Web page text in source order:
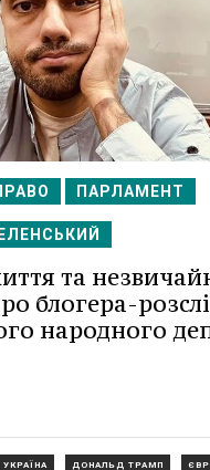
ПАРЛАМЕНТ
та
блогера-
народного
УКРАЇНА ДОНАЛЬД ТРАМП